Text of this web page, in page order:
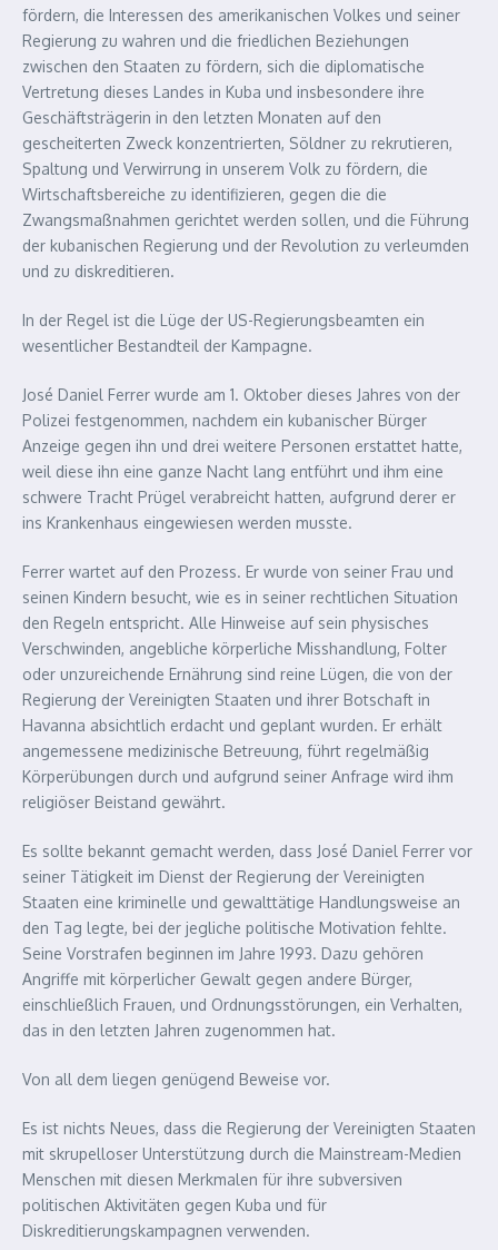
fördern, die Interessen des amerikanischen Volkes und seiner
Regierung zu wahren und die friedlichen Beziehungen
zwischen den Staaten zu fördern, sich die diplomatische
Vertretung dieses Landes in Kuba und insbesondere ihre
Geschäftsträgerin in den letzten Monaten auf den
gescheiterten Zweck konzentrierten, Söldner zu rekrutieren,
Spaltung und Verwirrung in unserem Volk zu fördern, die
Wirtschaftsbereiche zu identifizieren, gegen die die
Zwangsmaßnahmen gerichtet werden sollen, und die Führung
der kubanischen Regierung und der Revolution zu verleumden
und zu diskreditieren.
In der Regel ist die Lüge der US-Regierungsbeamten ein
wesentlicher Bestandteil der Kampagne.
José Daniel Ferrer wurde am 1. Oktober dieses Jahres von der
Polizei festgenommen, nachdem ein kubanischer Bürger
Anzeige gegen ihn und drei weitere Personen erstattet hatte,
weil diese ihn eine ganze Nacht lang entführt und ihm eine
schwere Tracht Prügel verabreicht hatten, aufgrund derer er
ins Krankenhaus eingewiesen werden musste.
Ferrer wartet auf den Prozess. Er wurde von seiner Frau und
seinen Kindern besucht, wie es in seiner rechtlichen Situation
den Regeln entspricht. Alle Hinweise auf sein physisches
Verschwinden, angebliche körperliche Misshandlung, Folter
oder unzureichende Ernährung sind reine Lügen, die von der
Regierung der Vereinigten Staaten und ihrer Botschaft in
Havanna absichtlich erdacht und geplant wurden. Er erhält
angemessene medizinische Betreuung, führt regelmäßig
Körperübungen durch und aufgrund seiner Anfrage wird ihm
religiöser Beistand gewährt.
Es sollte bekannt gemacht werden, dass José Daniel Ferrer vor
seiner Tätigkeit im Dienst der Regierung der Vereinigten
Staaten eine kriminelle und gewalttätige Handlungsweise an
den Tag legte, bei der jegliche politische Motivation fehlte.
Seine Vorstrafen beginnen im Jahre 1993. Dazu gehören
Angriffe mit körperlicher Gewalt gegen andere Bürger,
einschließlich Frauen, und Ordnungsstörungen, ein Verhalten,
das in den letzten Jahren zugenommen hat.
Von all dem liegen genügend Beweise vor.
Es ist nichts Neues, dass die Regierung der Vereinigten Staaten
mit skrupelloser Unterstützung durch die Mainstream-Medien
Menschen mit diesen Merkmalen für ihre subversiven
politischen Aktivitäten gegen Kuba und für
Diskreditierungskampagnen verwenden.